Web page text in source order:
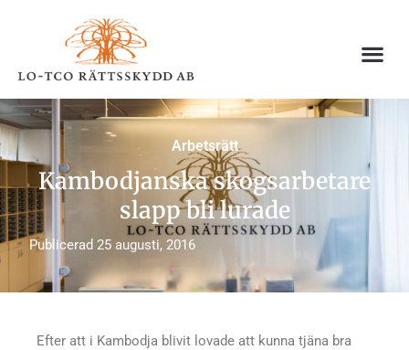
Arbetsrätt
Kambodjanska skogsarbetare
slapp bli lurade
Publicerad 25 augusti, 2016
Efter att i Kambodja blivit lovade att kunna tjäna bra